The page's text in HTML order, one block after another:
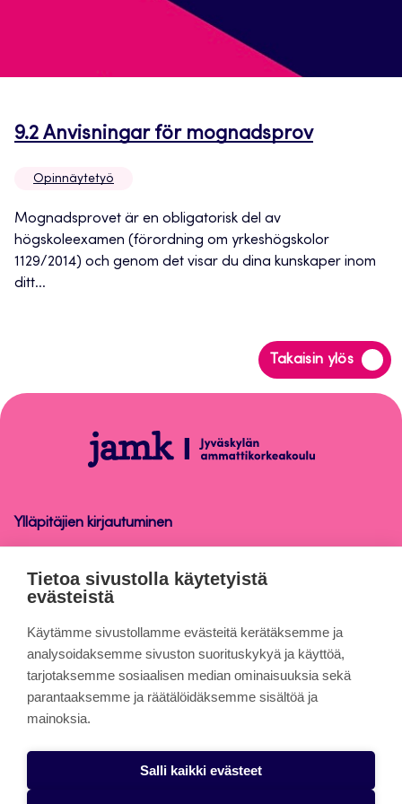
9.2 Anvisningar för mognadsprovAvautuu
Opinnäytetyö
Mognadsprovet är en obligatorisk del av
högskoleexamen (förordning om yrkeshögskolor
1129/2014) och genom det visar du dina kunskaper inom
ditt...
Takaisin ylös
Siirry
takaisin
Opinnäytetyö
Ylläpitäjien kirjautuminen
Opinnäytetyö
Tietoa sivuista
Evästeet
Saavutettavuusseloste
Tietosuojaseloste
Alasottoilmoitus
Tietoa sivustolla käytetyistä
evästeistä
Käytämme sivustollamme evästeitä kerätäksemme ja
analysoidaksemme sivuston suorituskykyä ja käyttöä,
tarjotaksemme sosiaalisen median ominaisuuksia sekä
parantaaksemme ja räätälöidäksemme sisältöä ja
mainoksia.
Salli kaikki evästeet